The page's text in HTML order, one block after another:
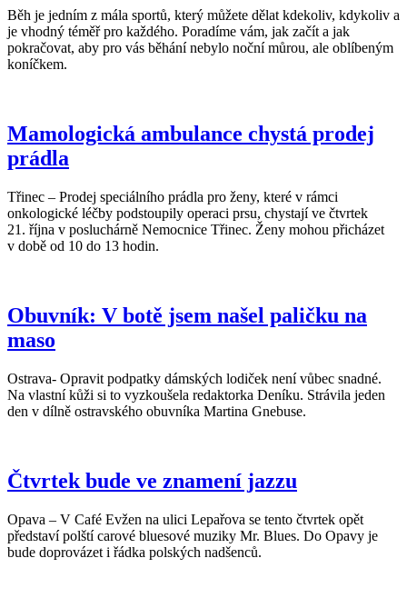
Běh je jedním z mála sportů, který můžete dělat kdekoliv, kdykoliv a
je vhodný téměř pro každého. Poradíme vám, jak začít a jak
pokračovat, aby pro vás běhání nebylo noční můrou, ale oblíbeným
koníčkem.
Mamologická ambulance chystá prodej
prádla
Třinec – Prodej speciálního prádla pro ženy, které v rámci
onkologické léčby podstoupily operaci prsu, chystají ve čtvrtek
21. října v posluchárně Nemocnice Třinec. Ženy mohou přicházet
v době od 10 do 13 hodin.
Obuvník: V botě jsem našel paličku na
maso
Ostrava- Opravit podpatky dámských lodiček není vůbec snadné.
Na vlastní kůži si to vyzkoušela redaktorka Deníku. Strávila jeden
den v dílně ostravského obuvníka Martina Gnebuse.
Čtvrtek bude ve znamení jazzu
Opava – V Café Evžen na ulici Lepařova se tento čtvrtek opět
představí polští carové bluesové muziky Mr. Blues. Do Opavy je
bude doprovázet i řádka polských nadšenců.